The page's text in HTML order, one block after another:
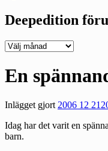
Deepedition
Deepedition
En
Inlägget gjort2006 12 21
Idag har det varit en
barn.